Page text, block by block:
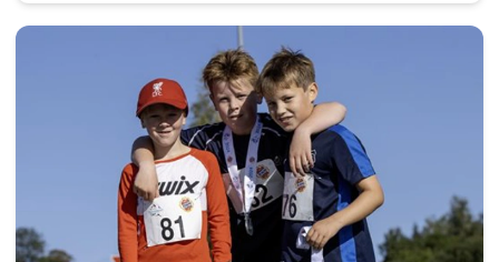
«Vinterkarusellen», og fra slutten av oktober til
mars løpes det på flere ulike steder på Øvre og
Nedre Romerike. Lørdag fjerde juledag var
karusellen innom Jessheim, og på menyen sto
det 7 km på det som må kunne kalles
sommerføre. Starten har nettopp gått for det
fjer...